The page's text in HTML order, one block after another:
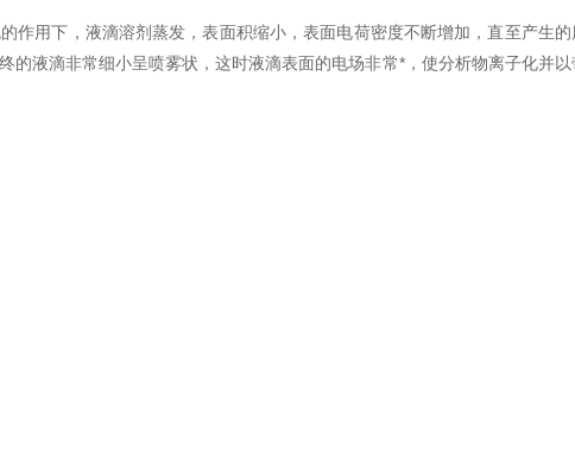
作用下，液滴溶剂蒸发，表面积缩小，表面电荷密度不断增加，直至产生的
液滴非常细小呈喷雾状，这时液滴表面的电场非常*，使分析物离子化并以